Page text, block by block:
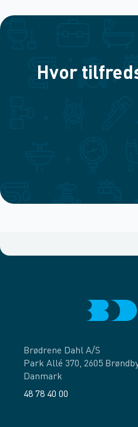
Hvor
Brødrene Dahl A/S
Park Allé 370, 2605
Danmark
48 78 40 00